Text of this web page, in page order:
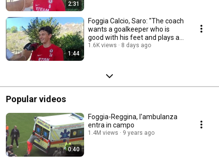
2:31
1:44
Foggia Calcio, Saro: "The coach
wants a goalkeeper who is
good with his feet and plays a
high line"
1.6K views 8 days ago
Popular videos
0:40
Foggia-Reggina, l'ambulanza
entra in campo
1.4M views 9 years ago